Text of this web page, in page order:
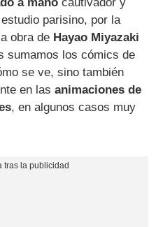
parisino, por la
obra de Hayao Miyazaki
sumamos los cómics de
se ve, sino también
en lasanimaciones de
, en algunos casos muy